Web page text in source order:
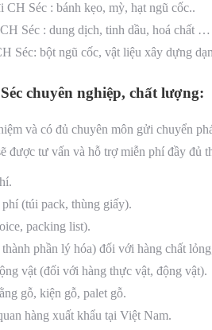
CH Séc : bánh kẹo, mỳ, hạt ngũ cốc..
Séc : dung dịch, tinh dầu, hoá chất …
Séc: bột ngũ cốc, vật liệu xây dựng
chuyên nghiệp, chất lượng:
và có đủ chuyên môn gửi chuyển
được tư vấn và hỗ trợ miễn phí đầy đủ
(túi pack, thùng giấy).
packing list).
phần lý hóa) đối với hàng chất
vật (đối với hàng thực vật, động vật).
gỗ, kiện gỗ, palet gỗ.
hàng xuất khẩu tại Việt Nam.